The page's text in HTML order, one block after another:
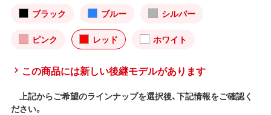
ブラック ブルー シルバー
ピンク レッド ホワイト
この商品には新しい後継モデルがあります
上記からご希望のラインナップを選択後、下記情報をご確認く
ださい。